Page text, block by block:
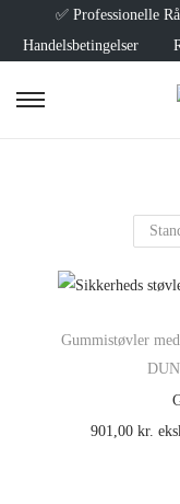
✅ Professionelle
Handelsbetingelser
Gummistøvler
901,00kr.